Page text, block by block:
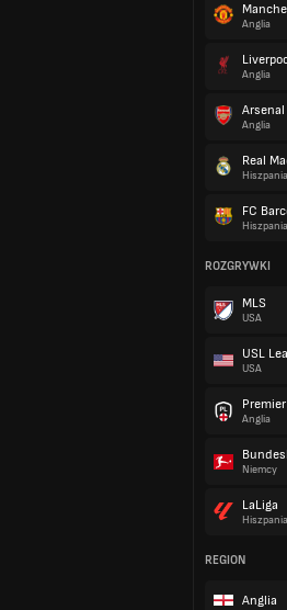
Anglia
Anglia
Arsenal
Anglia
Real
Hiszpania
FC
Hiszpania
ROZGRYWKI
MLS
USA
USL
USA
Anglia
Niemcy
LaLiga
Hiszpania
REGION
Anglia